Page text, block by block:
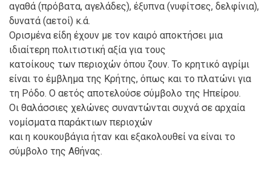
αγαθά (πρόβατα, αγελάδες), έξυπνα (νυφίτσες, δελφίνια),
δυνατά (αετοί) κ.ά.
Ορισμένα είδη έχουν με τον καιρό αποκτήσει μια
ιδιαίτερη πολιτιστική αξία για τους
κατοίκους των περιοχών όπου ζουν. Το κρητικό αγρίμι
είναι το έμβλημα της Κρήτης, όπως και το πλατώνι για
τη Ρόδο. Ο αετός αποτελούσε σύμβολο της Ηπείρου.
Οι θαλάσσιες χελώνες συναντώνται συχνά σε αρχαία
νομίσματα παράκτιων περιοχών
και η κουκουβάγια ήταν και εξακολουθεί να είναι το
σύμβολο της Αθήνας.